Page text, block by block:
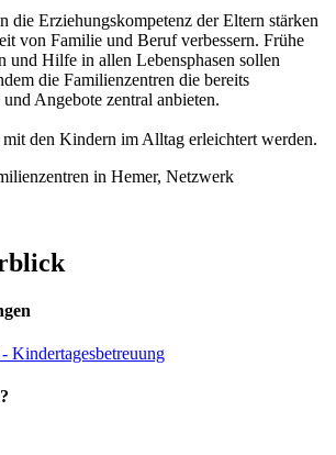
die Erziehungskompetenz der Eltern stärken
von Familie und Beruf verbessern. Frühe
und Hilfe in allen Lebensphasen sollen
die Familienzentren die bereits
Angebote zentral anbieten.
den Kindern im Alltag erleichtert werden.
in Hemer, Netzwerk
Kindertagesbetreuung